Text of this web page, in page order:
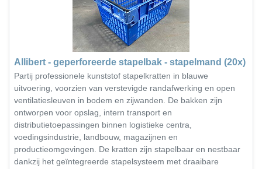
Allibert - geperforeerde stapelbak - stapelmand (20x)
Partij professionele kunststof stapelkratten in blauwe
uitvoering, voorzien van verstevigde randafwerking en open
ventilatiesleuven in bodem en zijwanden. De bakken zijn
ontworpen voor opslag, intern transport en
distributietoepassingen binnen logistieke centra,
voedingsindustrie, landbouw, magazijnen en
productieomgevingen. De kratten zijn stapelbaar en nestbaar
dankzij het geïntegreerde stapelsysteem met draaibare